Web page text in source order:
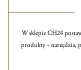
W sklepie CH24
produkty – narzędzia,